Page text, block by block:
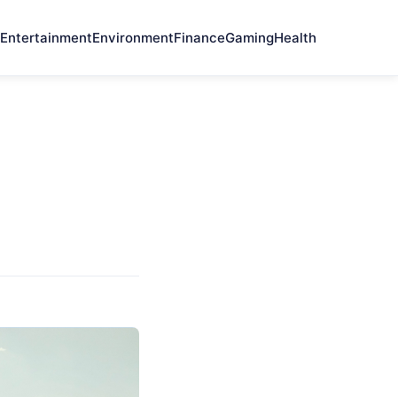
EntertainmentEnvironmentFinanceGamingHealth